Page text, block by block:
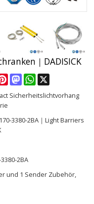
｜DADISICK
PinterestMastodonWhatsApp
Sicherheitslichtvorhang
3380-2BA｜Light Barriers
2BA
und 1 Sender Zubehör,